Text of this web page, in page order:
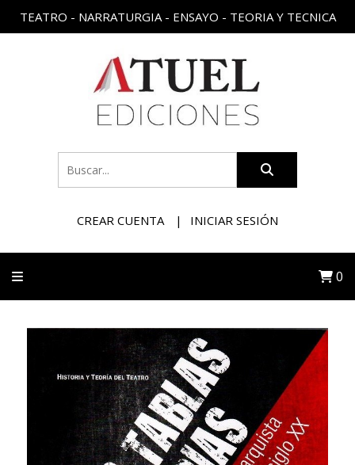
TEATRO - NARRATURGIA - ENSAYO - TEORIA Y TECNICA
CREAR CUENTA INICIAR SESIÓN
0